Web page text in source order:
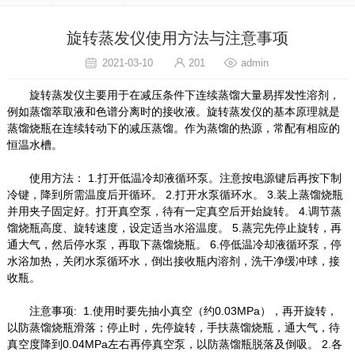
旋转蒸发仪使用方法与注意事项
2021-03-10 201 admin
旋转蒸发仪主要用于在减压条件下连续蒸馏大量易挥发性溶剂，
例如蒸馏萃取液和色谱分离时的接收液。旋转蒸发仪的基本原理就是
蒸馏烧瓶在连续转动下的减压蒸馏。作为蒸馏的热源，常配有相应的
恒温水槽。
使用方法： 1.打开低温冷却液循环泵。注意按电源键后再按下制
冷键，降到所需温度后开循环。 2.打开水泵循环水。 3.装上蒸馏烧瓶
并用夹子固定好。打开真空泵，待有一定真空后开始旋转。 4.调节蒸
馏烧瓶高度、旋转速度，设定适当水浴温度。 5.蒸完先停止旋转，再
通大气，然后停水泵，再取下蒸馏烧瓶。 6.停低温冷却液循环泵，停
水浴加热，关闭水泵循环水，倒出接收瓶内溶剂，洗干净缓冲球，接
收瓶。
注意事项: 1.使用时要先抽小真空（约0.03MPa），再开旋转，
以防蒸馏烧瓶滑落；停止时，先停旋转，手扶蒸馏烧瓶，通大气，待
真空度降到0.04MPa左右再停真空泵，以防蒸馏瓶脱落及倒吸。 2.各